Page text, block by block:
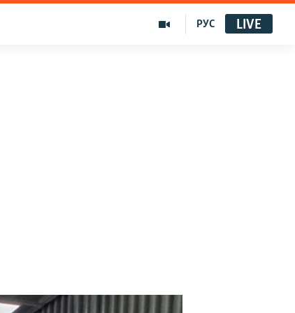
РУС LIVE